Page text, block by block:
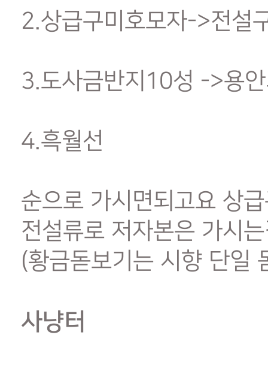
2.상급구미호모자->전설
3.도사금반지10성 ->용
4.흑월선
순으로 가시면되고요 상
전설류로 저자본은 가시
(황금돋보기는 시향 단일
사냥터